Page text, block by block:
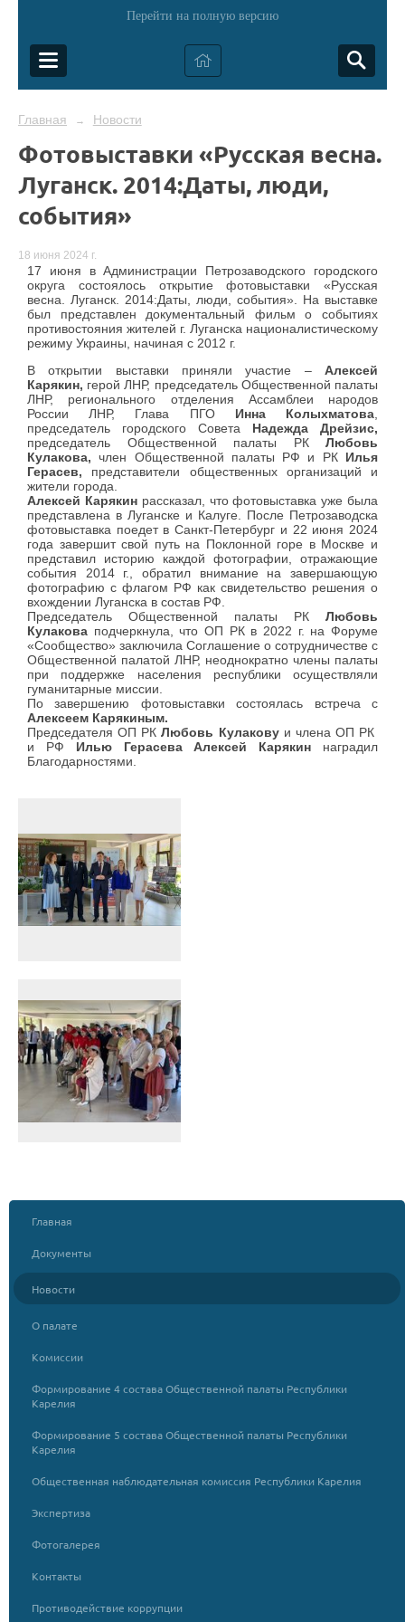
Перейти на полную версию
Главная → Новости
Фотовыставки «Русская весна.
Луганск. 2014:Даты, люди,
события»
18 июня 2024 г.
17 июня в Администрации Петрозаводского городского
округа состоялось открытие фотовыставки «Русская
весна. Луганск. 2014:Даты, люди, события». На выставке
был представлен документальный фильм о событиях
противостояния жителей г. Луганска националистическому
режиму Украины, начиная с 2012 г.
В открытии выставки приняли участие –Алексей
Карякин, герой ЛНР, председатель Общественной палаты
ЛНР, регионального отделения Ассамблеи народов
России ЛНР, Глава ПГОИнна Колыхматова
председатель городского Совета Надежда Дрейзис,
председатель Общественной палаты РКЛюбовь
Кулакова, член Общественной палаты РФ и РК Илья
Герасев, представители общественных организаций и
жители города.
Алексей Карякин рассказал, что фотовыставка уже была
представлена в Луганске и Калуге. После Петрозаводска
фотовыставка поедет в Санкт-Петербург и 22 июня 2024
года завершит свой путь на Поклонной горе в Москве и
представил историю каждой фотографии, отражающие
события 2014 г., обратил внимание на завершающую
фотографию с флагом РФ как свидетельство решения о
вхождении Луганска в состав РФ.
Председатель Общественной палаты РК Любовь
Кулакова подчеркнула, что ОП РК в 2022 г. на Форуме
«Сообщество» заключила Соглашение о сотрудничестве с
Общественной палатой ЛНР, неоднократно члены палаты
при поддержке населения республики осуществляли
гуманитарные миссии.
По завершению фотовыставки состоялась встреча с
Алексеем Карякиным.
Председателя ОП РК Любовь Кулаковуи члена ОП РК
и РФ Илью Герасева Алексей Карякин наградил
Благодарностями.
Главная
Документы
Новости
О палате
Комиссии
Формирование 4 состава Общественной палаты Республики
Карелия
Формирование 5 состава Общественной палаты Республики
Карелия
Общественная наблюдательная комиссия Республики Карелия
Экспертиза
Фотогалерея
Контакты
Противодействие коррупции